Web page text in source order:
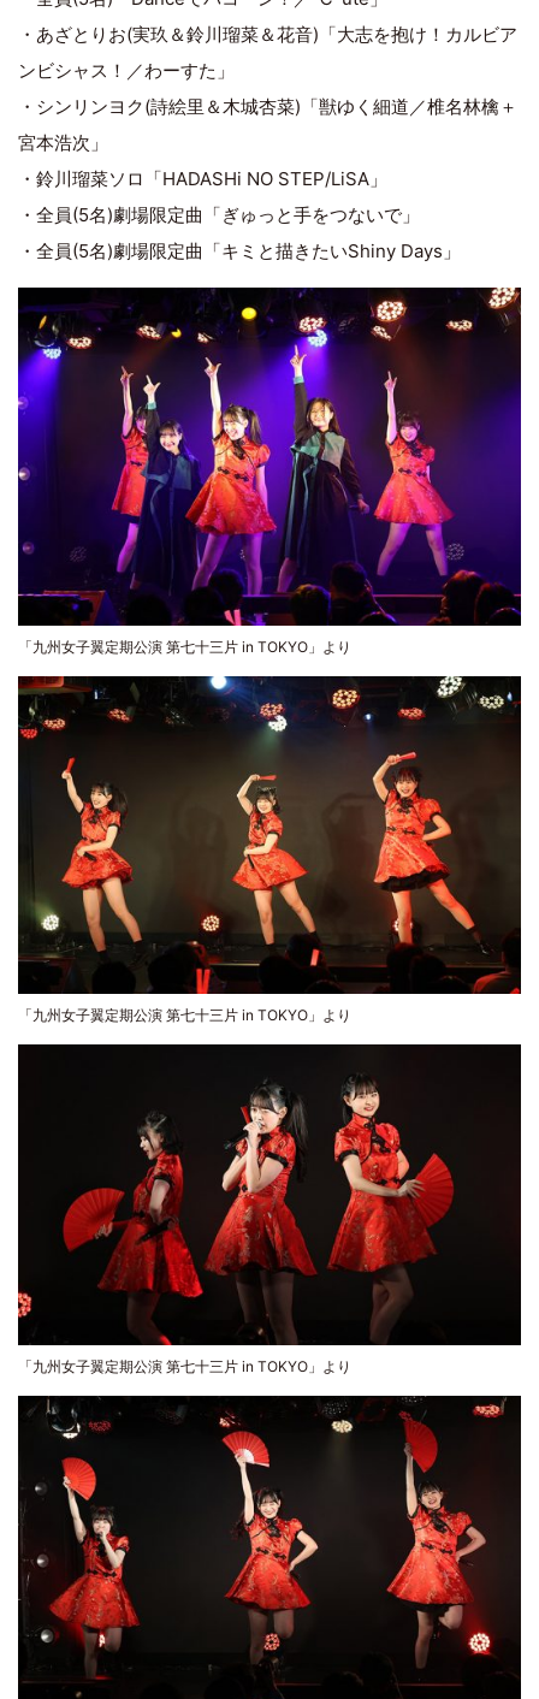
・あざとりお(実玖＆鈴川瑠菜＆花音)「大志を抱け！カルビア
ンビシャス！／わーすた」
・シンリンヨク(詩絵里＆木城杏菜)「獣ゆく細道／椎名林檎＋
宮本浩次」
・鈴川瑠菜ソロ「HADASHi NO STEP/LiSA」
・全員(5名)劇場限定曲「ぎゅっと手をつないで」
・全員(5名)劇場限定曲「キミと描きたいShiny Days」
「九州女子翼定期公演 第七十三片 in TOKYO」より
「九州女子翼定期公演 第七十三片 in TOKYO」より
「九州女子翼定期公演 第七十三片 in TOKYO」より